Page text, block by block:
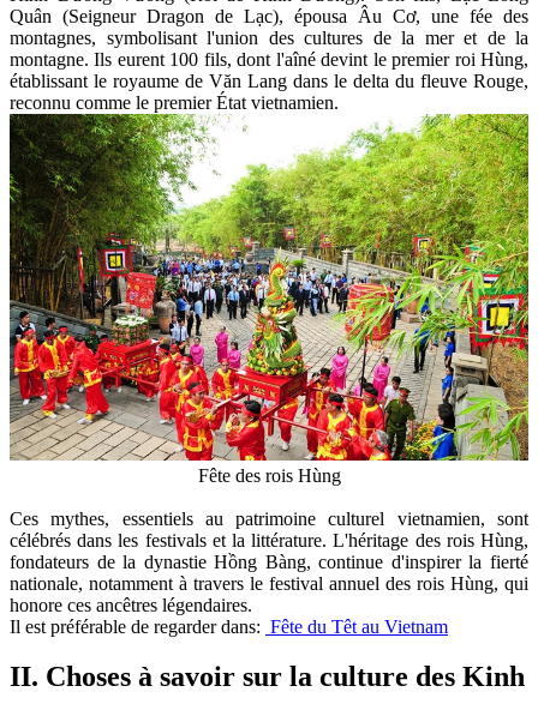
Quân (Seigneur Dragon de Lạc), épousa Âu Cơ, une fée des
montagnes, symbolisant l'union des cultures de la mer et de la
montagne. Ils eurent 100 fils, dont l'aîné devint le premier roi Hùng,
établissant le royaume de Văn Lang dans le delta du fleuve Rouge,
reconnu comme le premier État vietnamien.
Fête des rois Hùng
Ces mythes, essentiels au patrimoine culturel vietnamien, sont
célébrés dans les festivals et la littérature. L'héritage des rois Hùng,
fondateurs de la dynastie Hồng Bàng, continue d'inspirer la fierté
nationale, notamment à travers le festival annuel des rois Hùng, qui
honore ces ancêtres légendaires.
Il est préférable de regarder dans: Fête du Têt au Vietnam
II. Choses à savoir sur la culture des Kinh